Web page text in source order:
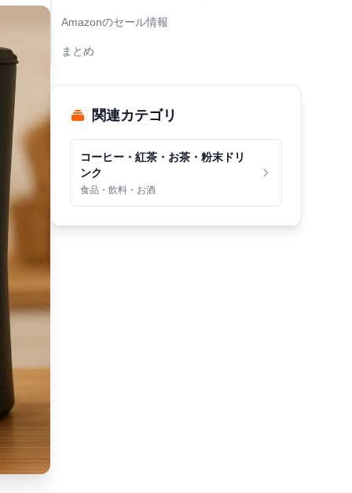
Amazonのセール情報
まとめ
関連カテゴリ
コーヒー・紅茶・お茶・粉末ドリ
ンク
食品・飲料・お酒